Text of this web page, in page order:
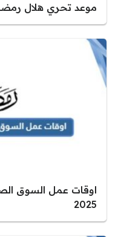
موعد تحري هلال رمضان 2025
اوقات عمل السوق
2025